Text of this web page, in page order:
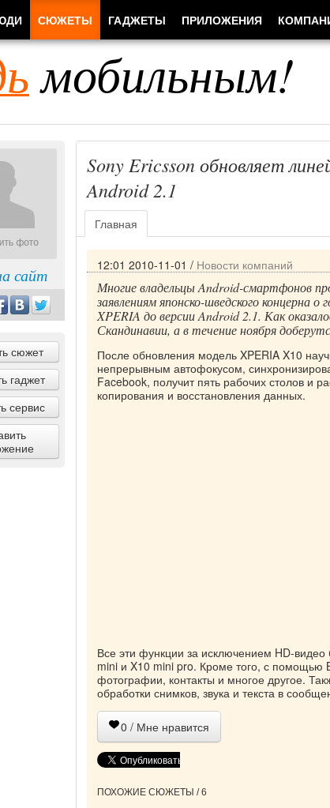
мобильным!
сайт
сюжет
гаджет
сервис
Sony Ericsson обновляет
Android 2.1
Главная
12:01 2010-11-01 / Новости компаний
Многие владельцы Android-смартфонов
заявлениям японско-шведского концерна
XPERIA до версии Android 2.1. Как
Скандинавии, а в течение ноября
После обновления модель XPERIA X10
непрерывным автофокусом,
Facebook, получит пять рабочих столов и
копирования и восстановления данных.
Все эти функции за исключением HD-
mini и X10 mini pro. Кроме того, с помощью
фотографии, контакты и многое другое.
обработки снимков, звука и текста в
0 / Мне нравится
ПОХОЖИЕ СЮЖЕТЫ / 6
СЮЖЕТЫ ГАДЖЕТЫ ПРИЛОЖЕНИЯ